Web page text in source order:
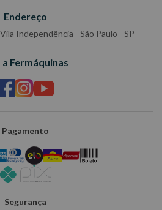
Endereço
Independência - São Paulo - SP
a Fermáquinas
Pagamento
Segurança